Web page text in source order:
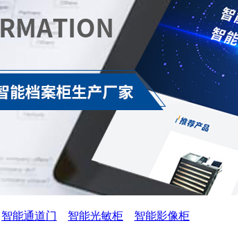
智能通道门 智能光敏柜 智能影像柜